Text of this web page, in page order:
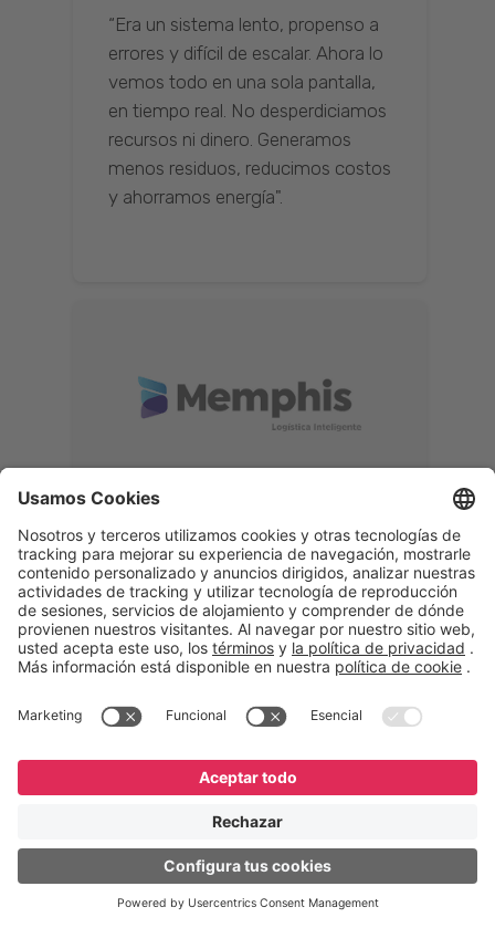
“Era un sistema lento, propenso a
errores y difícil de escalar. Ahora lo
vemos todo en una sola pantalla,
en tiempo real. No desperdiciamos
recursos ni dinero. Generamos
menos residuos, reducimos costos
y ahorramos energía".
Memphis
Eduardo Ribeiro
CEO
“Con GeneXus desarrollamos una
acompañar todas las etapas de la
verificar, analizar, reacondicionar y
garantizando calidad y reduciendo
costos”.